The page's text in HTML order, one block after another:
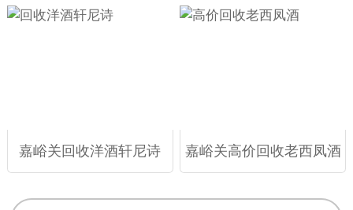
嘉峪关回收洋酒轩尼诗 嘉峪关高价回收老西凤酒